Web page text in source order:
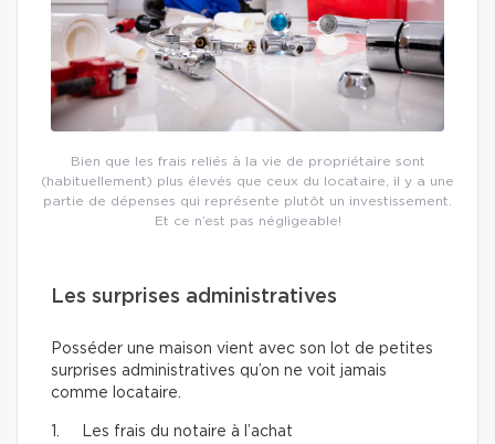
Bien que les frais reliés à la vie de propriétaire sont
(habituellement) plus élevés que ceux du locataire, il y a une
partie de dépenses qui représente plutôt un investissement.
Et ce n’est pas négligeable!
Les surprises administratives
Posséder une maison vient avec son lot de petites
surprises administratives qu’on ne voit jamais
comme locataire.
1. Les frais du notaire à l’achat